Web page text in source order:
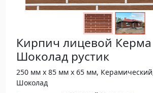
Кирпич лицевой
Шоколад рустик
250 мм х 85 мм х 65 мм,
Шоколад